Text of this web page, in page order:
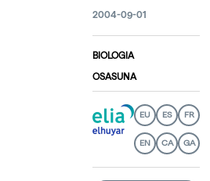
2004-09-01
BIOLOGIA
OSASUNA
EU ES FR
EN CA GA